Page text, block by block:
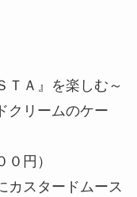
ＴＡ』を楽しむ～
クリームのケー
円）
カスタードムース